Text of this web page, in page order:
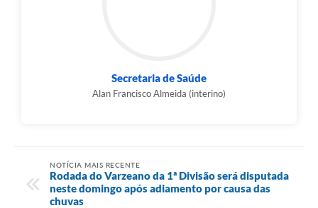
Secretaria de Saúde
Alan Francisco Almeida (interino)
NOTÍCIA MAIS RECENTE
Rodada do Varzeano da 1ª Divisão será disputada
neste domingo após adiamento por causa das
chuvas